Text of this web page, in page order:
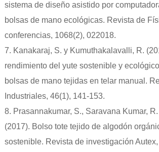
sistema de diseño asistido por
bolsas de mano ecológicas. Revista de
conferencias, 1068(2), 022018.
7. Kanakaraj, S. y Kumuthakalavalli, R.
rendimiento del yute sostenible y
bolsas de mano tejidas en telar manual.
Industriales, 46(1), 141-153.
8. Prasannakumar, S., Saravana Kumar,
(2017). Bolso tote tejido de algodón
sostenible. Revista de investigación